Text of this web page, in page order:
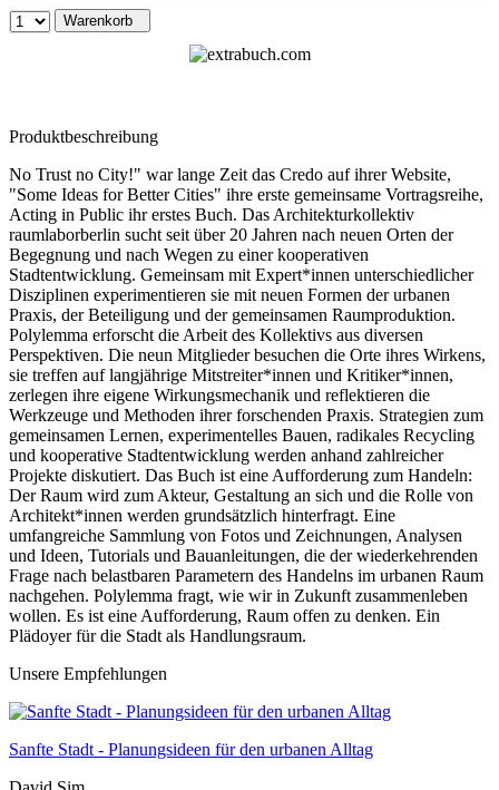
Warenkorb
Produktbeschreibung
No Trust no City!" war lange Zeit das Credo auf ihrer Website,
"Some Ideas for Better Cities" ihre erste gemeinsame Vortragsreihe,
Acting in Public ihr erstes Buch. Das Architekturkollektiv
raumlaborberlin sucht seit über 20 Jahren nach neuen Orten der
Begegnung und nach Wegen zu einer kooperativen
Stadtentwicklung. Gemeinsam mit Expert*innen unterschiedlicher
Disziplinen experimentieren sie mit neuen Formen der urbanen
Praxis, der Beteiligung und der gemeinsamen Raumproduktion.
Polylemma erforscht die Arbeit des Kollektivs aus diversen
Perspektiven. Die neun Mitglieder besuchen die Orte ihres Wirkens,
sie treffen auf langjährige Mitstreiter*innen und Kritiker*innen,
zerlegen ihre eigene Wirkungsmechanik und reflektieren die
Werkzeuge und Methoden ihrer forschenden Praxis. Strategien zum
gemeinsamen Lernen, experimentelles Bauen, radikales Recycling
und kooperative Stadtentwicklung werden anhand zahlreicher
Projekte diskutiert. Das Buch ist eine Aufforderung zum Handeln:
Der Raum wird zum Akteur, Gestaltung an sich und die Rolle von
Architekt*innen werden grundsätzlich hinterfragt. Eine
umfangreiche Sammlung von Fotos und Zeichnungen, Analysen
und Ideen, Tutorials und Bauanleitungen, die der wiederkehrenden
Frage nach belastbaren Parametern des Handelns im urbanen Raum
nachgehen. Polylemma fragt, wie wir in Zukunft zusammenleben
wollen. Es ist eine Aufforderung, Raum offen zu denken. Ein
Plädoyer für die Stadt als Handlungsraum.
Unsere Empfehlungen
Sanfte Stadt - Planungsideen für den urbanen Alltag